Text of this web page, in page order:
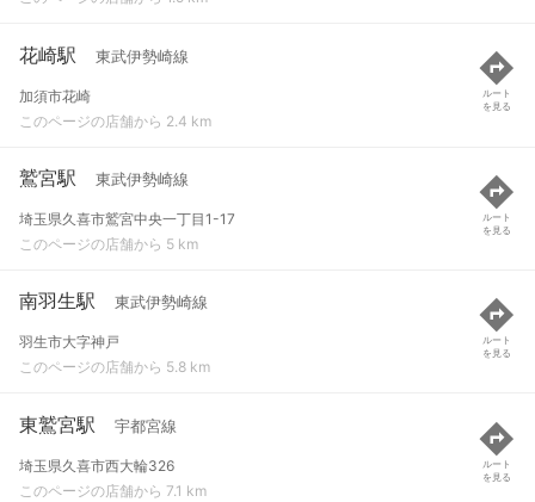
花崎駅 東武伊勢崎線
加須市花崎
このページの店舗から 2.4 km
ルート
を見る
鷲宮駅 東武伊勢崎線
埼玉県久喜市鷲宮中央一丁目1-17
このページの店舗から 5 km
ルート
を見る
南羽生駅 東武伊勢崎線
羽生市大字神戸
このページの店舗から 5.8 km
ルート
を見る
東鷲宮駅 宇都宮線
埼玉県久喜市西大輪326
このページの店舗から 7.1 km
ルート
を見る